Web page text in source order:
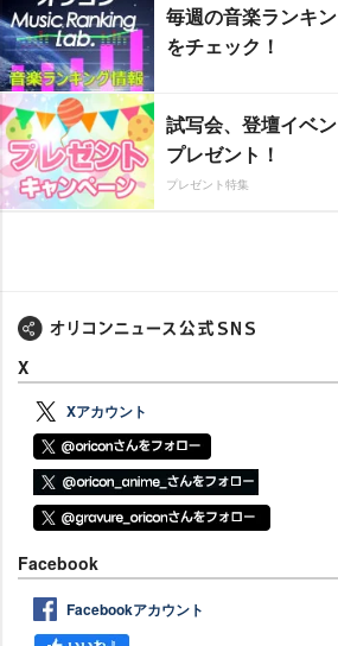
毎週の音楽ランキ
をチェック！
試写会、登壇イベ
プレゼント！
プレゼント特集
X
Xアカウント
Facebook
Facebookアカウント